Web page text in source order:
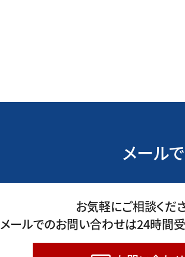
メール
お気軽にご相談くだ
メールでのお問い合わせは24時間受